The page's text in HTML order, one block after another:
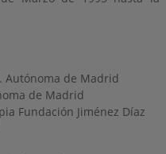
Autónoma de Madrid
de Madrid
Fundación Jiménez Díaz